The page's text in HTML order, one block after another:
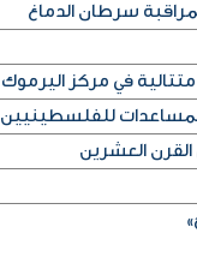
سرطان الدماغ
للفلسطينيين
القرن العشرين